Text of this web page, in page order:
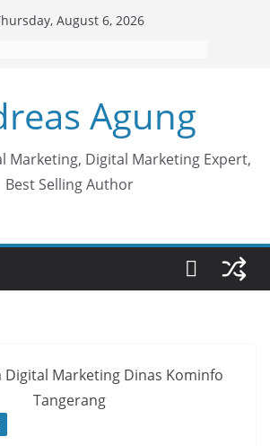
August 6, 2026
Agung
Marketing, Digital Marketing Expert,
Best Selling Author